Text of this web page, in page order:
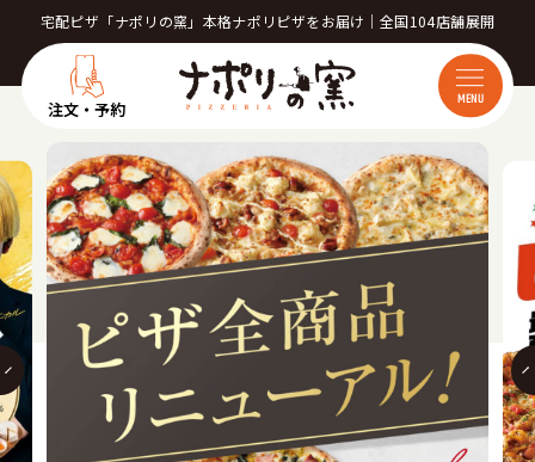
宅配ピザ「ナポリの窯」本格ナポリピザをお届け｜全国104店舗展開
注文・予約 MENU